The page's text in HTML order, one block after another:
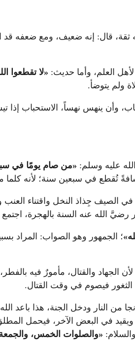
قال: إنه ضعيف، ومع ضعفه قد
العلم، وأما حديث: «لا تقطعوا
ولم يتوضأ.
وأن ينهس نهساً، الاستحباب
عليه وسلم: «من صام يومًا في
تُقطع في سبعين سنة؛ لأنه
الصيف جِذاذ النخل واقتناء العنب
الله عنه السنة بالهجرة، اجتمع
»؛ الجمهور وهو الصواب: المراد
الجهاد والقتال، مأمورٌ فيه
فيصوم في وقت القتال.
النار ودخل الجنة، هذا باعد
في البعض الآخر، فيحمل
«والصلوات الخمس،